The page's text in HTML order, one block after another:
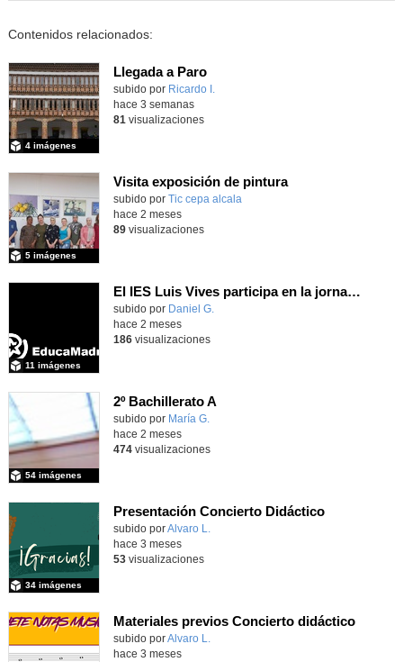
Contenidos relacionados:
Llegada a Paro
subido por Ricardo I.
4 imágenes
hace 3 semanas
81 visualizaciones
Visita exposición de pintura
subido por Tic cepa alcala
5 imágenes
hace 2 meses
89visualizaciones
El IES Luis Vives participa en la jornada de trabajo sobre mecanizado CNC e Industria 4.0
subido por Daniel G.
11 imágenes
hace 2 meses
186visualizaciones
2º Bachillerato A
Contenido educativo.
subido por María G.
54 imágenes
hace 2 meses
474visualizaciones
Presentación Concierto Didáctico
Contenido educativo.
subido porAlvaro L.
34 imágenes
hace 3 meses
53visualizaciones
Materiales previos Concierto didáctico
Contenido educativo.
subido porAlvaro L.
hace 3 meses